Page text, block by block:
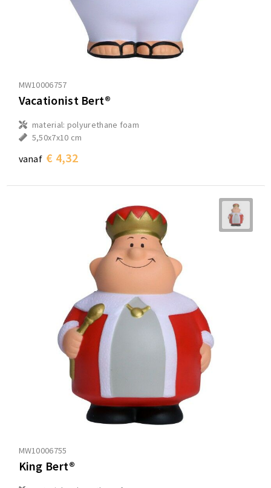
MW10006757
Vacationist Bert®
material: polyurethane foam
5,50x7x10 cm
vanaf € 4,32
MW10006755
King Bert®